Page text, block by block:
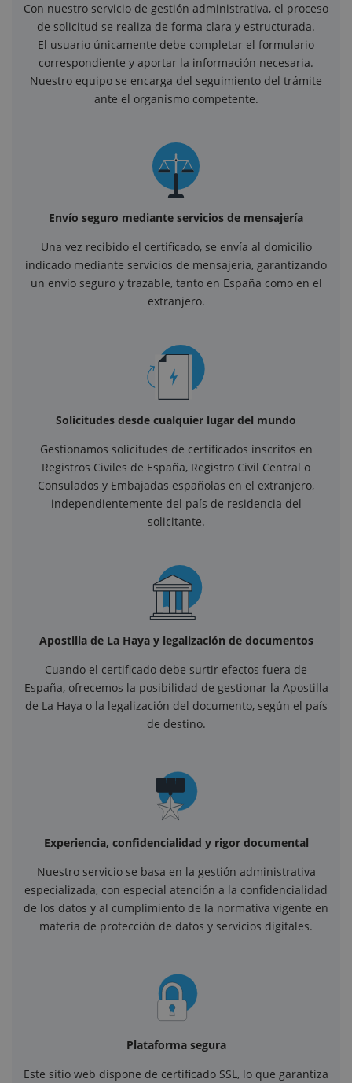
Con nuestro servicio de gestión administrativa, el proceso
de solicitud se realiza de forma clara y estructurada.
El usuario únicamente debe completar el formulario
correspondiente y aportar la información necesaria.
Nuestro equipo se encarga del seguimiento del trámite
ante el organismo competente.
Envío seguro mediante servicios de mensajería
Una vez recibido el certificado, se envía al domicilio
indicado mediante servicios de mensajería, garantizando
un envío seguro y trazable, tanto en España como en el
extranjero.
Solicitudes desde cualquier lugar del mundo
Gestionamos solicitudes de certificados inscritos en
Registros Civiles de España, Registro Civil Central o
Consulados y Embajadas españolas en el extranjero,
independientemente del país de residencia del
solicitante.
Apostilla de La Haya y legalización de documentos
Cuando el certificado debe surtir efectos fuera de
España, ofrecemos la posibilidad de gestionar la Apostilla
de La Haya o la legalización del documento, según el país
de destino.
Experiencia, confidencialidad y rigor documental
Nuestro servicio se basa en la gestión administrativa
especializada, con especial atención a la confidencialidad
de los datos y al cumplimiento de la normativa vigente en
materia de protección de datos y servicios digitales.
Plataforma segura
Este sitio web dispone de certificado SSL, lo que garantiza